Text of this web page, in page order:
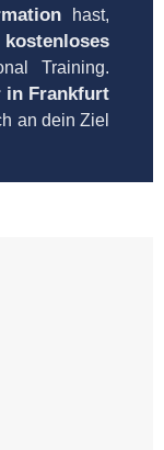
hast,
kostenloses
Training.
in Frankfurt
an dein Ziel